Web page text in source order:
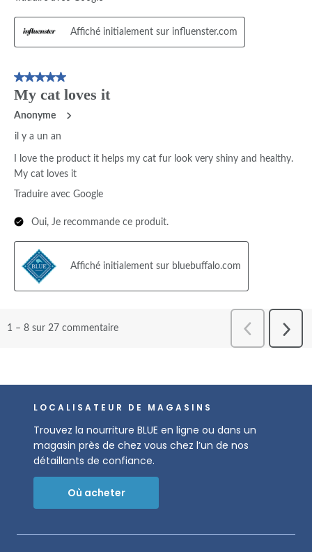
LOCALISATEUR DE MAGASINS
Trouvez la nourriture BLUE en ligne ou dans un
magasin près de chez vous chez l’un de nos
détaillants de confiance.
Où acheter